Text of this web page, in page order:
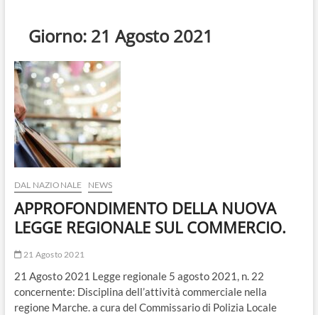
Giorno: 21 Agosto 2021
DAL NAZIONALE NEWS
APPROFONDIMENTO DELLA NUOVA
LEGGE REGIONALE SUL COMMERCIO.
21 Agosto 2021
21 Agosto 2021 Legge regionale 5 agosto 2021, n. 22
concernente: Disciplina dell’attività commerciale nella
regione Marche. a cura del Commissario di Polizia Locale